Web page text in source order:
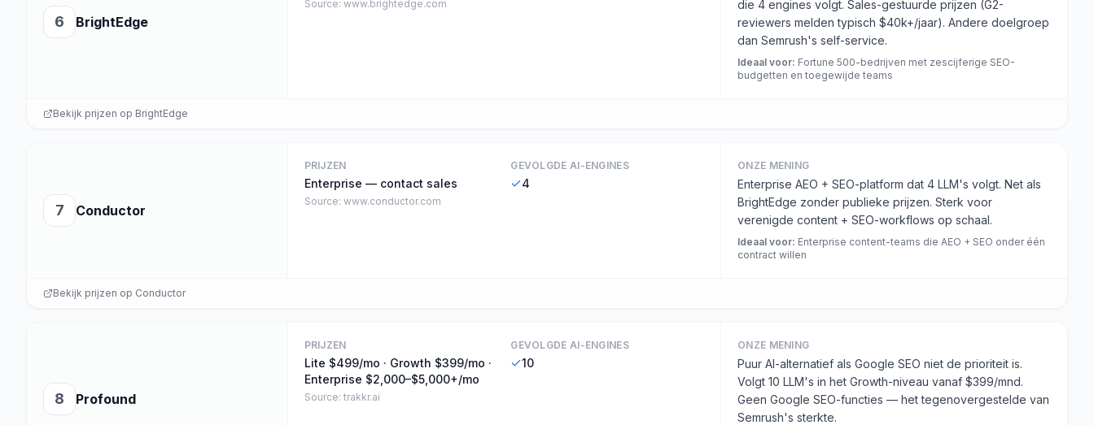
6 BrightEdge
Source: www.brightedge.com
die 4 engines volgt. Sales-gestuurde prijzen (G2-
reviewers melden typisch $40k+/jaar). Andere doelgroep
dan Semrush's self-service.
Ideaal voor: Fortune 500-bedrijven met zescijferige SEO-
budgetten en toegewijde teams
Bekijk prijzen op BrightEdge
7 Conductor
PRIJZEN
Enterprise — contact sales
Source: www.conductor.com
GEVOLGDE AI-ENGINES
4
ONZE MENING
Enterprise AEO + SEO-platform dat 4 LLM's volgt. Net als
BrightEdge zonder publieke prijzen. Sterk voor
verenigde content + SEO-workflows op schaal.
Ideaal voor: Enterprise content-teams die AEO + SEO onder één
contract willen
Bekijk prijzen op Conductor
8 Profound
PRIJZEN
Lite $499/mo · Growth $399/mo ·
Enterprise $2,000–$5,000+/mo
Source: trakkr.ai
GEVOLGDE AI-ENGINES
10
ONZE MENING
Puur AI-alternatief als Google SEO niet de prioriteit is.
Volgt 10 LLM's in het Growth-niveau vanaf $399/mnd.
Geen Google SEO-functies — het tegenovergestelde van
Semrush's sterkte.